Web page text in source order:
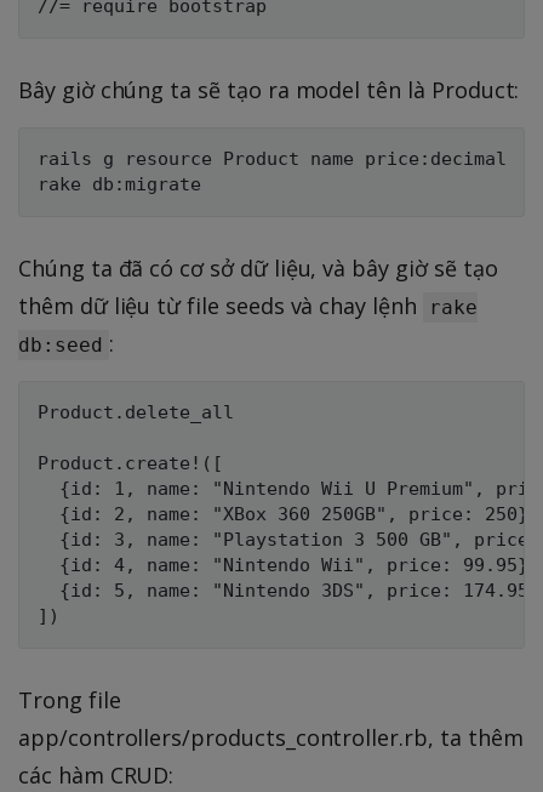
Bây giờ chúng ta sẽ tạo ra model tên là Product:
rails g resource Product name price:decimal
Chúng ta đã có cơ sở dữ liệu, và bây giờ sẽ tạo
thêm dữ liệu từ file seeds và chay lệnh
rake
db:seed :
Product.delete_all
Product.create!([
{id: 1, name: "Nintendo Wii U Premium",
  {id: 2, name: "XBox 360 250GB", price: 250},
{id: 3, name: "Playstation 3 500 GB",
  {id: 4, name: "Nintendo Wii", price: 99.95},
  {id: 5, name: "Nintendo 3DS", price: 174.95}
Trong file
app/controllers/products_controller.rb, ta thêm
các hàm CRUD: